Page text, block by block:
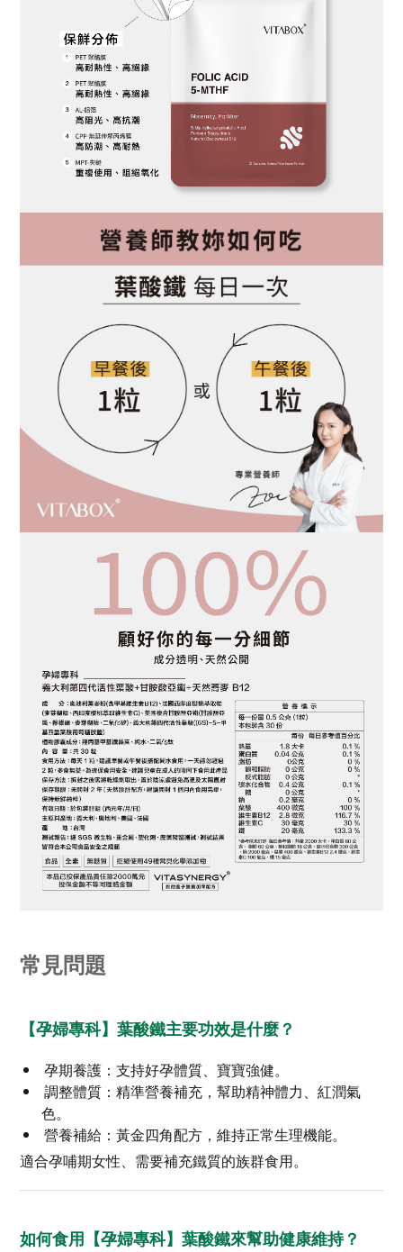
常見問題
【孕婦專科】葉酸鐵主要功效是什麼？
孕期養護：支持好孕體質、寶寶強健。
調整體質：精準營養補充，幫助精神體力、紅潤氣
色。
營養補給：黃金四角配方，維持正常生理機能。
適合孕哺期女性、需要補充鐵質的族群食用。
如何食用【孕婦專科】葉酸鐵來幫助健康維持？